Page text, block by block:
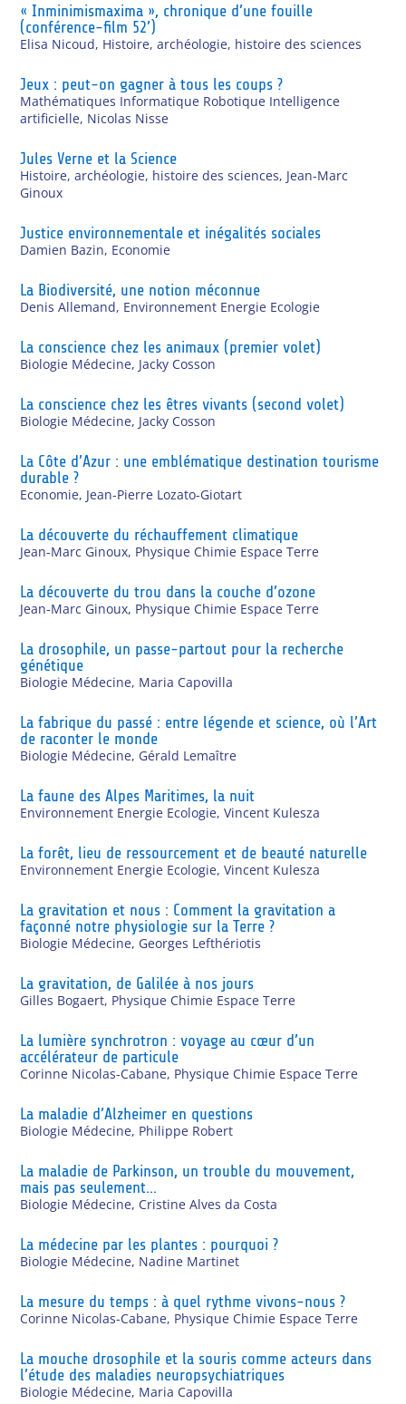
« Inminimismaxima », chronique d’une fouille
(conférence-film 52’)
Elisa Nicoud, Histoire, archéologie, histoire des sciences
Jeux : peut-on gagner à tous les coups ?
Mathématiques Informatique Robotique Intelligence
artificielle, Nicolas Nisse
Jules Verne et la Science
Histoire, archéologie, histoire des sciences, Jean-Marc
Ginoux
Justice environnementale et inégalités sociales
Damien Bazin, Economie
La Biodiversité, une notion méconnue
Denis Allemand, Environnement Energie Ecologie
La conscience chez les animaux (premier volet)
Biologie Médecine, Jacky Cosson
La conscience chez les êtres vivants (second volet)
Biologie Médecine, Jacky Cosson
La Côte d’Azur : une emblématique destination tourisme
durable ?
Economie, Jean-Pierre Lozato-Giotart
La découverte du réchauffement climatique
Jean-Marc Ginoux, Physique Chimie Espace Terre
La découverte du trou dans la couche d’ozone
Jean-Marc Ginoux, Physique Chimie Espace Terre
La drosophile, un passe-partout pour la recherche
génétique
Biologie Médecine, Maria Capovilla
La fabrique du passé : entre légende et science, où l’Art
de raconter le monde
Biologie Médecine, Gérald Lemaître
La faune des Alpes Maritimes, la nuit
Environnement Energie Ecologie,Vincent Kulesza
La forêt, lieu de ressourcement et de beauté naturelle
Environnement Energie Ecologie,Vincent Kulesza
La gravitation et nous : Comment la gravitation a
façonné notre physiologie sur la Terre ?
Biologie Médecine, Georges Lefthériotis
La gravitation, de Galilée à nos jours
Gilles Bogaert, Physique Chimie Espace Terre
La lumière synchrotron : voyage au cœur d’un
accélérateur de particule
Corinne Nicolas-Cabane, Physique Chimie Espace Terre
La maladie d’Alzheimer en questions
Biologie Médecine, Philippe Robert
La maladie de Parkinson, un trouble du mouvement,
mais pas seulement…
Biologie Médecine, Cristine Alves da Costa
La médecine par les plantes : pourquoi ?
Biologie Médecine, Nadine Martinet
La mesure du temps : à quel rythme vivons-nous ?
Corinne Nicolas-Cabane, Physique Chimie Espace Terre
La mouche drosophile et la souris comme acteurs dans
l’étude des maladies neuropsychiatriques
Biologie Médecine, Maria Capovilla